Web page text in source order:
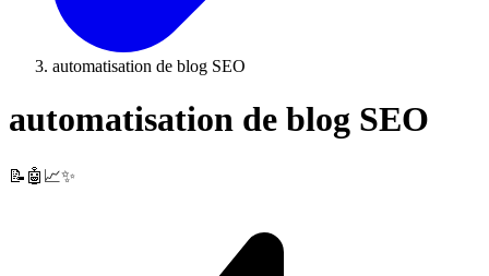
automatisation de blog SEO
automatisation de blog SEO
📝🤖📈✨